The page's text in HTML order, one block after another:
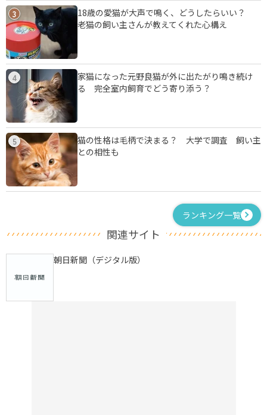
3
18歳の愛猫が大声で鳴く、どうしたらいい？
老猫の飼い主さんが教えてくれた心構え
4
家猫になった元野良猫が外に出たがり鳴き続け
る 完全室内飼育でどう寄り添う？
5
猫の性格は毛柄で決まる？ 大学で調査 飼い主
との相性も
ランキング一覧
関連サイト
朝日新聞（デジタル版）